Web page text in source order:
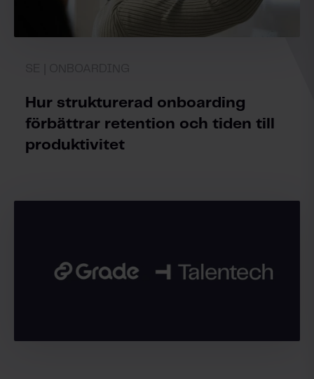
Hur strukturerad onboarding
förbättrar retention och tiden till
produktivitet